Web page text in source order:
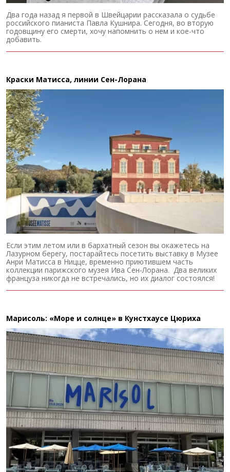
Два года назад я первой в Швейцарии рассказала о судьбе
российского пианиста Павла Кушнира. Сегодня, во вторую
годовщину его смерти, хочу напомнить о нем и кое-что
добавить.
Краски Матисса, линии Сен-Лорана
Если этим летом или в бархатный сезон вы окажетесь на
Лазурном берегу, постарайтесь посетить выставку в Музее
Анри Матисса в Ницце, временно приютившем часть
коллекции парижского музея Ива Сен-Лорана. Два великих
француза никогда не встречались, но их диалог состоялся!
Марисоль: «Море и солнце» в Кунстхаусе Цюриха